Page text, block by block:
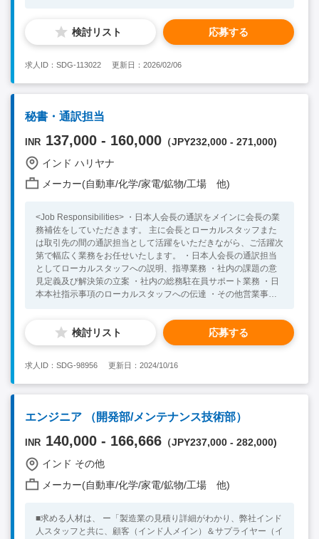
せたIT戦略を策定します。ITシステムの最適化や効率化を提案
し、必要に応じて新しい技術やツールの導入を検討します。 上
記をもとに、各ステークホルダーとのやり取りを実施いただきま
けでなく、一貫性、顧客のニーズに合わせて、コミュニケーショ
ンを行う。 ・成果の評価と改善提案のための顧客フォローアッ
プの実施：ITシステム導入後の成果を評価し、KPIをもとに改善
点を洗い出し、さらなる最適化案を提案・顧客とのMTGの実
施。 <Necessary Skill / Experience > ・3年程度のIT業界での業
務経験及びソフトウェアに関する知識を有する方 ・ビジネスレ
ベルの英語力（社内でのコミュニケーションに問題ない程度の英
語力） ・コミュニケーション能力が高く、複数部門の方とのコ
希望される方 <Preferable Skill / Experience> ・サイバーセキュ
ュリティの概念や実務に精通している方 ・ISO、CISSP、CISA
などの業界資格をお持ちの方
検討リスト 応募する
求人ID：SDG-113022 更新日：2026/02/06
秘書・通訳担当
INR 137,000 - 160,000 （JPY232,000 - 271,000)
インド ハリヤナ
メーカー(自動車/化学/家電/鉱物/工場 他)
<Job Responsibilities> ・日本人会長の通訳をメインに会長の業
務補佐をしていただきます。 主に会長とローカルスタッフまた
は取引先の間の通訳担当として活躍をいただきながら、ご活躍次
第で幅広く業務をお任せいたします。 ・日本人会長の通訳担当
としてローカルスタッフへの説明、指導業務 ・社内の課題の意
見定義及び解決策の立案 ・社内の総務駐在員サポート業務 ・日
本本社指示事項のローカルスタッフへの伝達 ・その他営業事務
携わっていただきます。また、仕事のできる方には能力に見合っ
たチャンスを提供できればと思いますので、ぜひ一緒に頑張りま
しょう。 <Necessary Skill / Experience > ・英会話 ビジネスレ
扱える方 ・インドで２年以上継続して働く意思をお持ちの方
<Preferable Skill / Experience> ・海外での就業経験、または長
期滞在経験 ・製造業での就業経験をお持ちの方（生産管理、品
質管理等） ・インドへの渡航経験をお持ちの方
検討リスト 応募する
求人ID：SDG-98956 更新日：2024/10/16
エンジニア （開発部/メンテナンス技術部）
INR 140,000 - 166,666 （JPY237,000 - 282,000)
インド その他
メーカー(自動車/化学/家電/鉱物/工場 他)
■求める人材は、 ー「製造業の見積り詳細がわかり、弊社インド
人スタッフと共に、顧客（インド人メイン）＆サプライヤー（イ